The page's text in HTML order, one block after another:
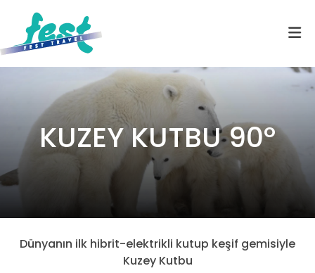
KUZEY KUTBU 90º
Dünyanın ilk hibrit-elektrikli kutup keşif gemisiyle
Kuzey Kutbu